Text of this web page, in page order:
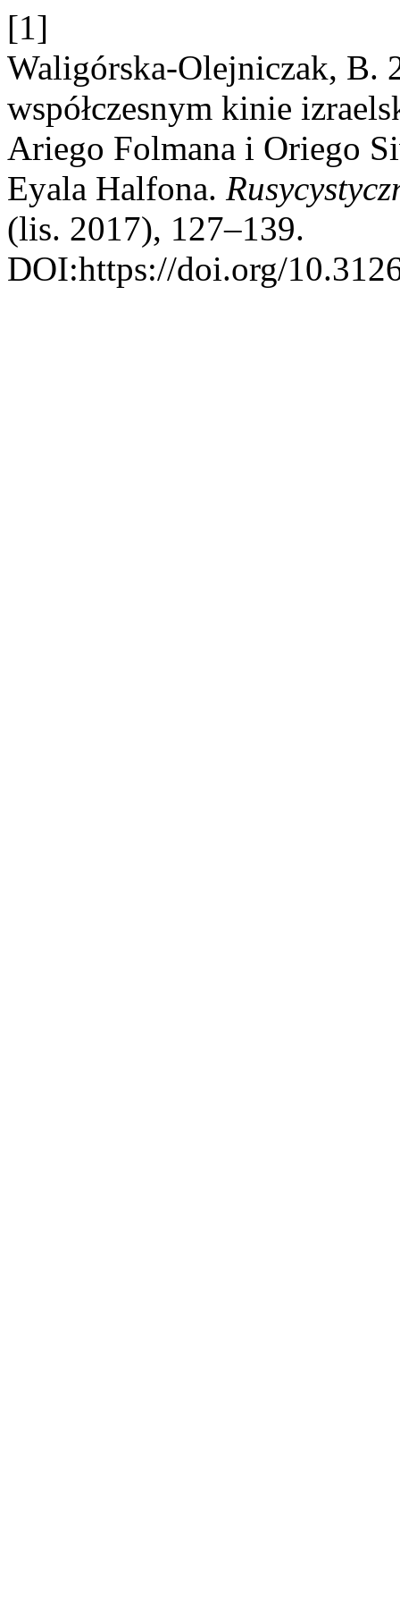
[1]
Waligórska-Olejniczak, B.
współczesnym kinie
Ariego Folmana i Oriego
Eyala Halfona.
(lis. 2017), 127–139.
DOI:https://doi.org/